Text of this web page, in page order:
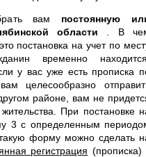
вам постоянную
области
. В
постановка на учет по
временно находится.
у вас уже есть прописка
целесообразно
районе, вам не
При постановке
3 с определенным
форму можно сделать
регистрация (прописка)